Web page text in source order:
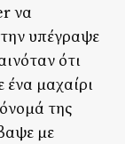
να
υπέγραψε
ότι
ένα μαχαίρι
της
με